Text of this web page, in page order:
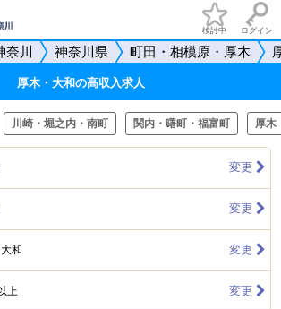
検討中 ログイン
奈川 神奈川県 町田・相模原・厚木
厚木・大和の高収入求人
川崎・堀之内・南町 関内・曙町・福富町 厚木
変更
変更
和 変更
上 変更